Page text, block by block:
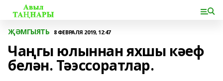
ҖӘМГЫЯТЬ 8 ФЕВРАЛЯ 2019, 12:47
Чаңгы юлыннан яхшы кәеф
белән. Тәэссоратлар.